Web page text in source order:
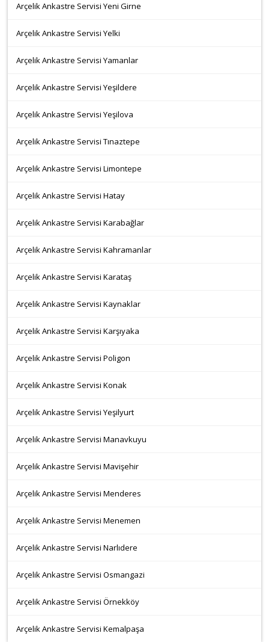
Arçelik Ankastre Servisi Yeni Girne
Arçelik Ankastre Servisi Yelki
Arçelik Ankastre Servisi Yamanlar
Arçelik Ankastre Servisi Yeşildere
Arçelik Ankastre Servisi Yeşilova
Arçelik Ankastre Servisi Tınaztepe
Arçelik Ankastre Servisi Limontepe
Arçelik Ankastre Servisi Hatay
Arçelik Ankastre Servisi Karabağlar
Arçelik Ankastre Servisi Kahramanlar
Arçelik Ankastre Servisi Karataş
Arçelik Ankastre Servisi Kaynaklar
Arçelik Ankastre Servisi Karşıyaka
Arçelik Ankastre Servisi Poligon
Arçelik Ankastre Servisi Konak
Arçelik Ankastre Servisi Yeşilyurt
Arçelik Ankastre Servisi Manavkuyu
Arçelik Ankastre Servisi Mavişehir
Arçelik Ankastre Servisi Menderes
Arçelik Ankastre Servisi Menemen
Arçelik Ankastre Servisi Narlıdere
Arçelik Ankastre Servisi Osmangazi
Arçelik Ankastre Servisi Örnekköy
Arçelik Ankastre Servisi Kemalpaşa